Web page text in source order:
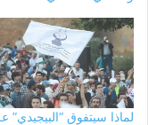
لماذا سيتفوق “البيجيدي”